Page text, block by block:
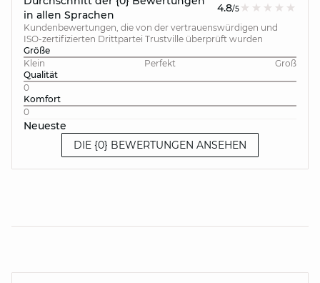
in allen Sprachen
4.8/5
Kundenbewertungen, die von der vertrauenswürdigen und
ISO-zertifizierten Drittpartei Trustville überprüft wurden
Größe
Klein
Perfekt
Groß
Qualität
0
Komfort
0
Neueste
DIE {0} BEWERTUNGEN ANSEHEN